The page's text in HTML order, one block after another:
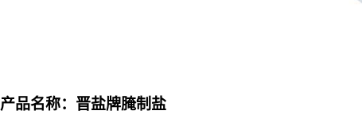
产品名称：晋盐牌腌制盐